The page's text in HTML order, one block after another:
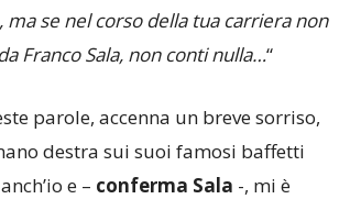
se nel corso della tua carriera non
Franco Sala, non conti nulla…“
parole, accenna un breve sorriso,
destra sui suoi famosi baffetti
e – conferma Sala -, mi è